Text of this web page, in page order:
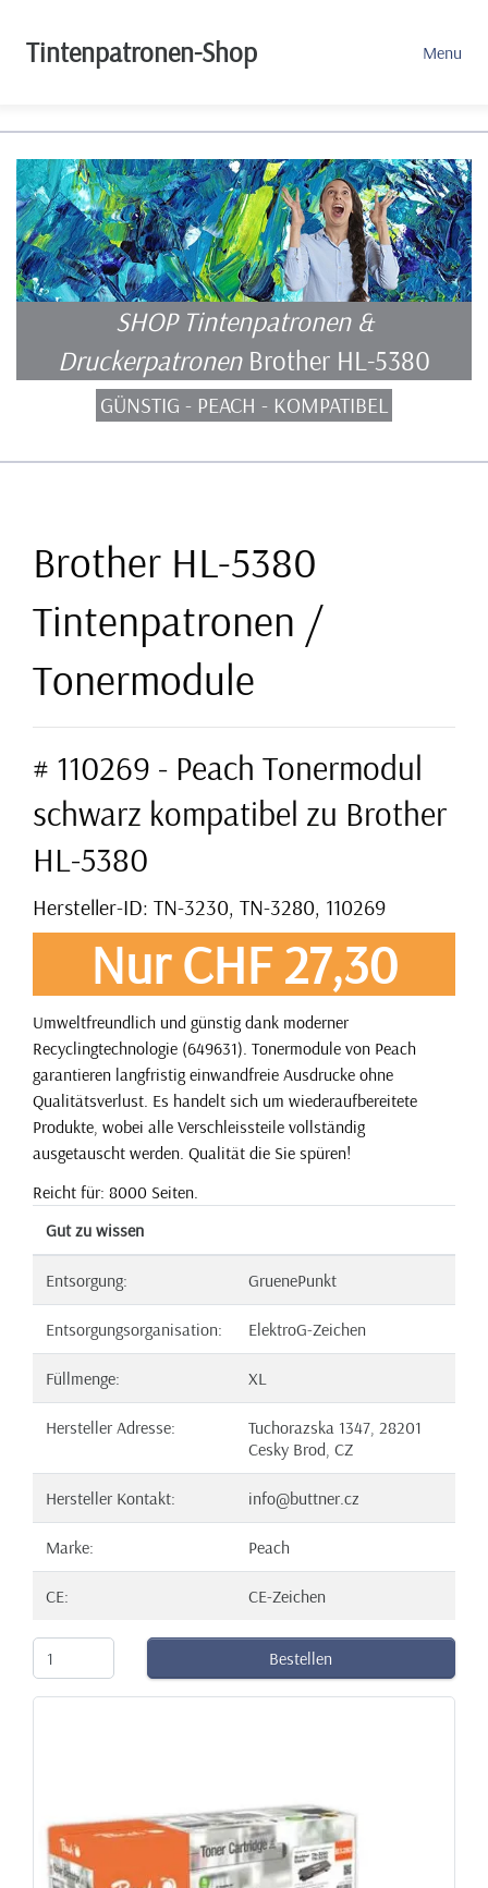
Tintenpatronen-Shop Menu
SHOP Tintenpatronen &
Druckerpatronen Brother HL-5380
GÜNSTIG - PEACH - KOMPATIBEL
Brother HL-5380
Tintenpatronen /
Tonermodule
# 110269 - Peach Tonermodul
schwarz kompatibel zu Brother
HL-5380
Hersteller-ID: TN-3230, TN-3280, 110269
Nur CHF 27,30
Umweltfreundlich und günstig dank moderner
Recyclingtechnologie (649631). Tonermodule von Peach
garantieren langfristig einwandfreie Ausdrucke ohne
Qualitätsverlust. Es handelt sich um wiederaufbereitete
Produkte, wobei alle Verschleissteile vollständig
ausgetauscht werden. Qualität die Sie spüren!
Reicht für: 8000 Seiten.
Gut zu wissen
Entsorgung: GruenePunkt
Entsorgungsorganisation: ElektroG-Zeichen
Füllmenge: XL
Hersteller Adresse:
Tuchorazska 1347, 28201
Cesky Brod, CZ
Hersteller Kontakt: info@buttner.cz
Marke: Peach
CE: CE-Zeichen
Bestellen